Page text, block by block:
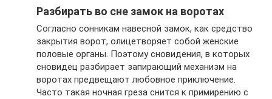
Разбирать во сне замок на воротах
Согласно сонникам навесной замок, как средство
закрытия ворот, олицетворяет собой женские
половые органы. Поэтому сновидения, в которых
сновидец разбирает запирающий механизм на
воротах предвещают любовное приключение.
Часто такая ночная греза снится к примирению с